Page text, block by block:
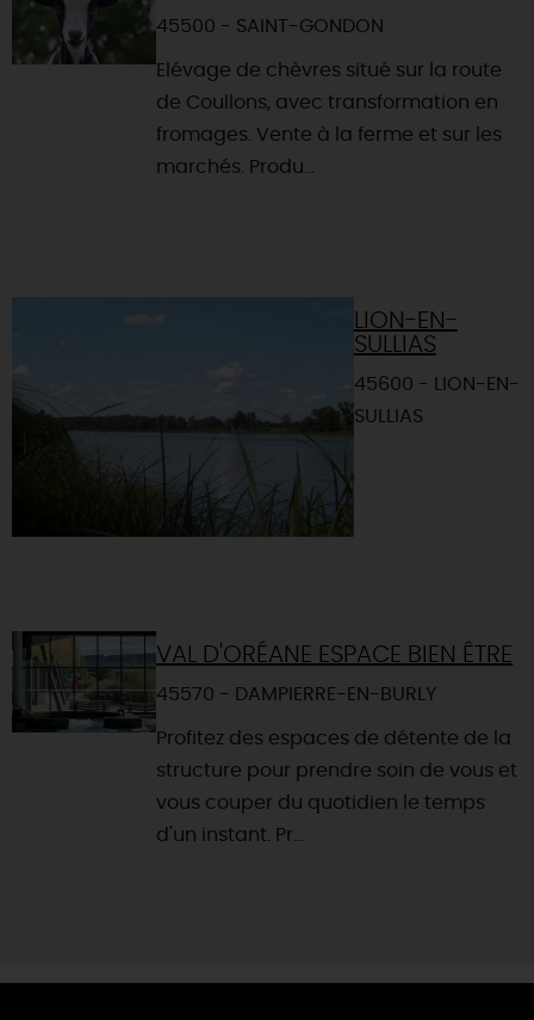
45500 - SAINT-GONDON
Elévage de chèvres situé sur la route
de Coullons, avec transformation en
fromages. Vente à la ferme et sur les
marchés. Produ...
LION-EN-
SULLIAS
45600 - LION-EN-
SULLIAS
VAL D'ORÉANE ESPACE BIEN ÊTRE
45570 - DAMPIERRE-EN-BURLY
Profitez des espaces de détente de la
structure pour prendre soin de vous et
vous couper du quotidien le temps
d'un instant. Pr...